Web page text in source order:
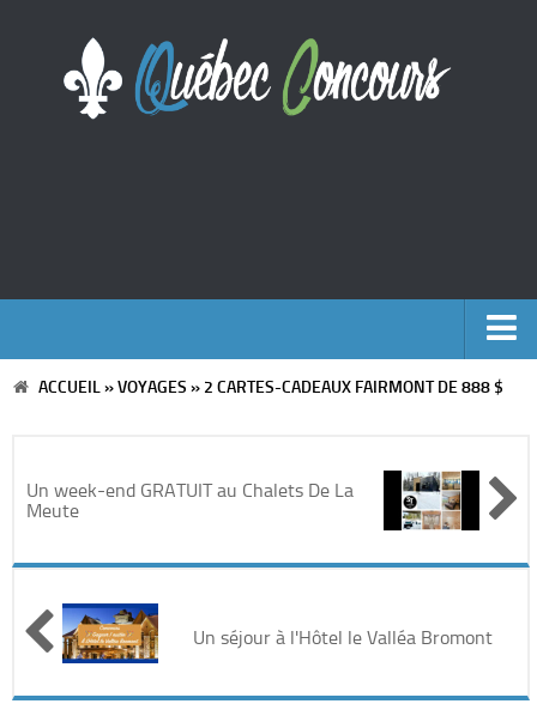
Accueil
Voyages
Automobile
Cinéma
Electronique & Electroménager
ACCUEIL»VOYAGES » 2 CARTES-CADEAUX FAIRMONT DE 888 $
Un week-end GRATUIT au Chalets De La
Meute
Un séjour à l'Hôtel le Valléa Bromont